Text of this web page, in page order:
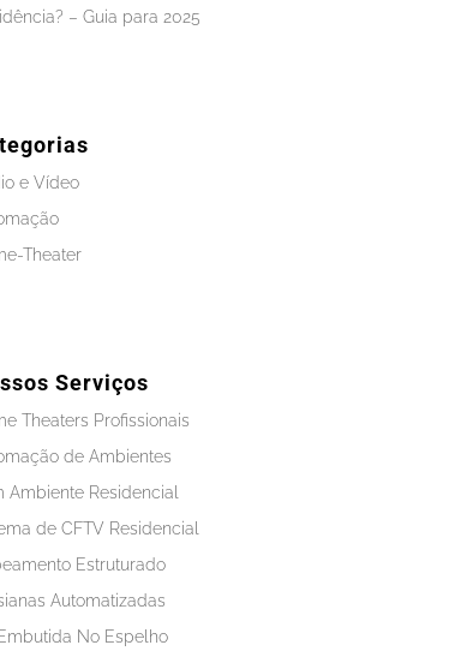
– Guia para 2025
e Vídeo
Theater
Serviços
Theaters Profissionais
de Ambientes
Ambiente Residencial
de CFTV Residencial
Estruturado
Automatizadas
No Espelho